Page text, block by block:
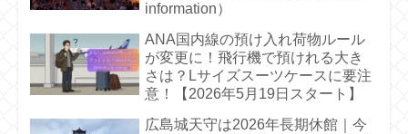
information）
ANA国内線の預け入れ荷物ルール
が変更に！飛行機で預けれる大き
さは？Lサイズスーツケースに要注
意！【2026年5月19日スタート】
広島城天守は2026年長期休館｜今